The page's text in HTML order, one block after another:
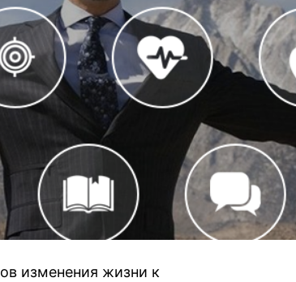
изменения жизни к